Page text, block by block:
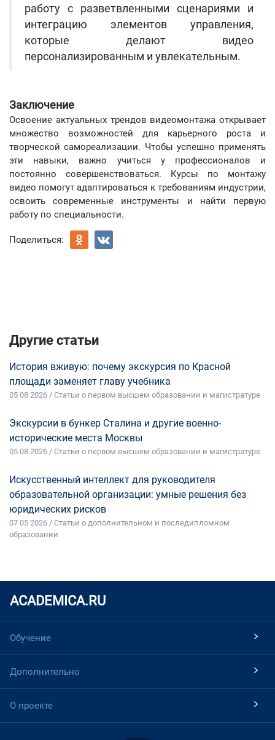
работу с разветвленными сценариями и
интеграцию элементов управления,
которые делают видео
персонализированным и увлекательным.
Заключение
Освоение актуальных трендов видеомонтажа открывает
множество возможностей для карьерного роста и
творческой самореализации. Чтобы успешно применять
эти навыки, важно учиться у профессионалов и
постоянно совершенствоваться. Курсы по монтажу
видео помогут адаптироваться к требованиям индустрии,
освоить современные инструменты и найти первую
работу по специальности.
Поделиться:
Другие статьи
История вживую: почему экскурсия по Красной
площади заменяет главу учебника
05 08 2026 / Статьи о первом высшем образовании и магистратуре
Экскурсии в бункер Сталина и другие военно-
исторические места Москвы
05 08 2026 / Статьи о первом высшем образовании и магистратуре
Искусственный интеллект для руководителя
образовательной организации: умные решения без
юридических рисков
07 05 2026 / Статьи о дополнительном и последипломном
образовании
ACADEMICA.RU
Обучение
Дополнительно
О проекте